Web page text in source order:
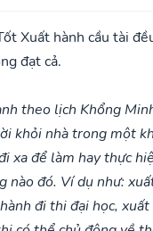
Xuất hành cầu tài
đạt cả.
theo lịch Khổng
khỏi nhà trong một
xa để làm hay thực
nào đó. Ví dụ như:
đi thi đại học,